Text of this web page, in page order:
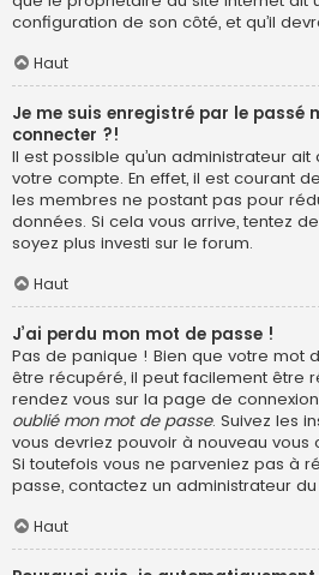
configuration de son côté, et qu’il
Haut
Je me suis enregistré par le passé
connecter ?!
Il est possible qu’un administrateur
votre compte. En effet, il est courant
les membres ne postant pas pour
données. Si cela vous arrive, tentez
soyez plus investi sur le forum.
Haut
J’ai perdu mon mot de passe !
Pas de panique ! Bien que votre mot
être récupéré, il peut facilement être
rendez vous sur la page de
oublié mon mot de passe. Suivez les
vous devriez pouvoir à nouveau vous
Si toutefois vous ne parveniez pas à
passe, contactez un administrateur
Haut